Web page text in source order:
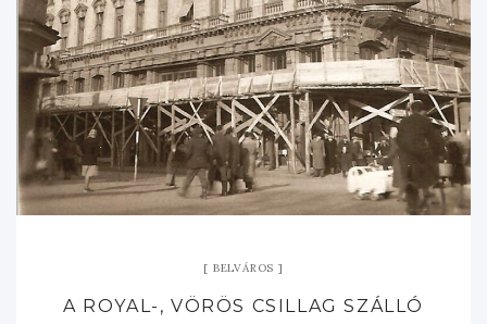
BELVÁROS
A ROYAL-, VÖRÖS CSILLAG SZÁLLÓ